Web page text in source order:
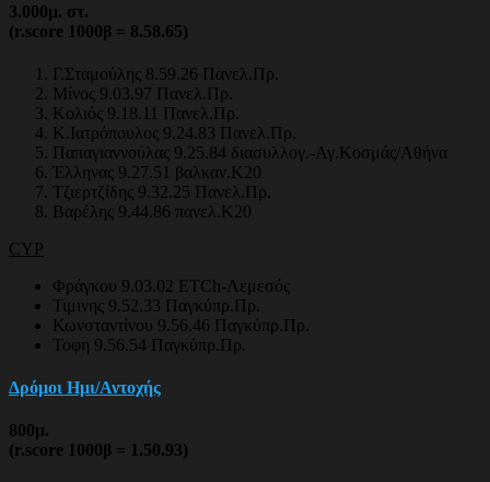
3.000μ. στ.
(r.score 1000β = 8.58.65)
Γ.Σταμούλης 8.59.26 Πανελ.Πρ.
Μίνος 9.03.97 Πανελ.Πρ.
Κολιός 9.18.11 Πανελ.Πρ.
Κ.Ιατρόπουλος 9.24.83 Πανελ.Πρ.
Παπαγιαννούλας 9.25.84 διασυλλογ.-Αγ.Κοσμάς/Αθήνα
Έλληνας 9.27.51 βαλκαν.Κ20
Τζιερτζίδης 9.32.25 Πανελ.Πρ.
Βαρέλης 9.44.86 πανελ.Κ20
CYP
Φράγκου 9.03.02 ETCh-Λεμεσός
Τιμινης 9.52.33 Παγκύπρ.Πρ.
Κωνσταντίνου 9.56.46 Παγκύπρ.Πρ.
Τοφη 9.56.54 Παγκύπρ.Πρ.
Δρόμοι Ημι/Αντοχής
800μ.
(r.score 1000β = 1.50.93)